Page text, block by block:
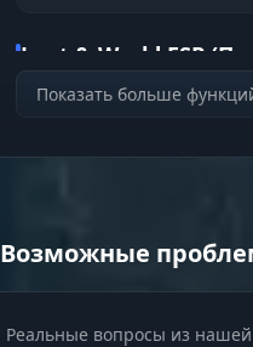
Loot & World ESP
Роботы и опасности
Показать больше
Возможные
Реальные вопросы из